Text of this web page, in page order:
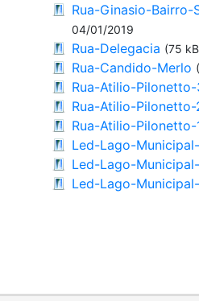
Rua-Ginasio-Bairro-
04/01/2019
Rua-Delegacia (75
Rua-Candido-Merlo
Rua-Atilio-Pilonetto-
Rua-Atilio-Pilonetto-
Rua-Atilio-Pilonetto-
Led-Lago-
Led-Lago-
Led-Lago-